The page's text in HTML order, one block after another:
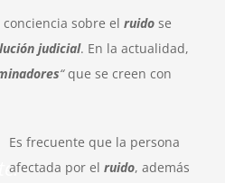
sobre el ruido se
judicial. En la actualidad,
“que se creen con
Es frecuente que la persona
afectada por elruido, además